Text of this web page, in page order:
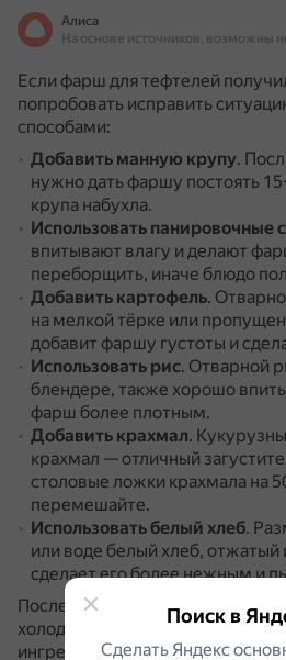
Алиса
Если фарш для тефтелей
попробовать исправить
способами:
Добавить манную крупу.
нужно дать фаршу постоять
крупа набухла.
Использовать панировочные
впитывают влагу и делают
переборщить, иначе блюдо
Добавить картофель.
на мелкой тёрке или
добавит фаршу густоты и
Использовать рис. Отварной
блендере, также хорошо
фарш более плотным.
Добавить крахмал.
крахмал — отличный
столовые ложки крахмала на
перемешайте.
Использовать белый хлеб.
или воде белый хлеб,
сделает его более нежным и
После добавления загустителя
холодильнике 30–60 минут.Это
ингредиентам лучше
Поиск в
Сделать Яндекс